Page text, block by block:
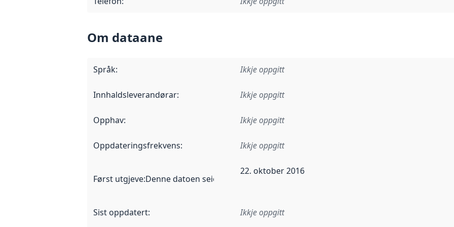
Om dataane
Språk: Ikkje oppgitt
Innhaldsleverandørar: Ikkje oppgitt
Opphav: Ikkje oppgitt
Oppdateringsfrekvens: Ikkje oppgitt
Først utgjeve:Denne datoen seier når dataa i dette datasettet først blei utgitt. Det kan ha
22. oktober 2016
Sist oppdatert: Ikkje oppgitt